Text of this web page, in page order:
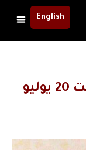
English
توقعات الأبراج اليوم السبت 20 يوليو